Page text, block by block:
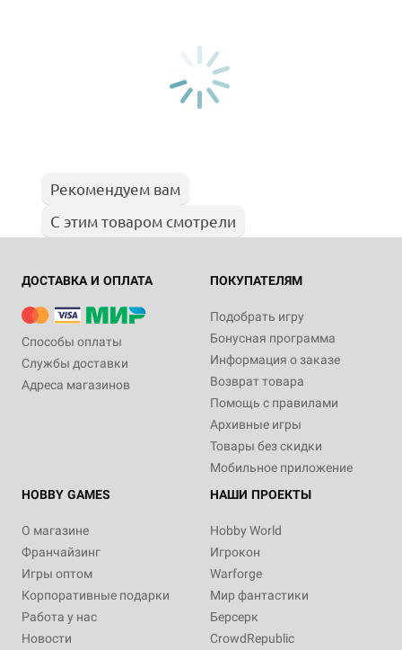
Рекомендуем вам
С этим товаром смотрели
ДОСТАВКА И ОПЛАТА
Способы оплаты
Службы доставки
Адреса магазинов
ПОКУПАТЕЛЯМ
Подобрать игру
Бонусная программа
Информация о заказе
Возврат товара
Помощь с правилами
Архивные игры
Товары без скидки
Мобильное приложение
HOBBY GAMES
О магазине
Франчайзинг
Игры оптом
Корпоративные подарки
Работа у нас
Новости
НАШИ ПРОЕКТЫ
Hobby World
Игрокон
Warforge
Мир фантастики
Берсерк
CrowdRepublic